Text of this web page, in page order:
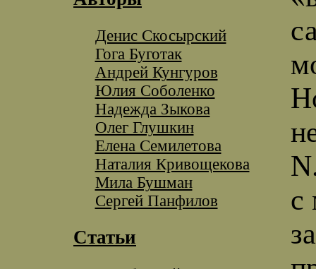
Денис Скосырский
Гога Буготак
Андрей Кунгуров
Юлия Соболенко
Надежда Зыкова
Олег Глушкин
Елена Семилетова
Наталия Кривощекова
Мила Бушман
Сергей Панфилов
Статьи
с